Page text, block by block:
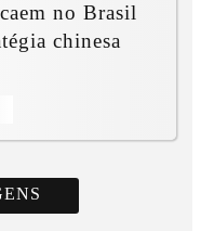
no Brasil
chinesa